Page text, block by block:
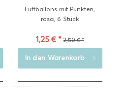
Luftballons mit Punkten,
rosa, 6 Stück
1,25 € * 2,50 € *
In den Warenkorb